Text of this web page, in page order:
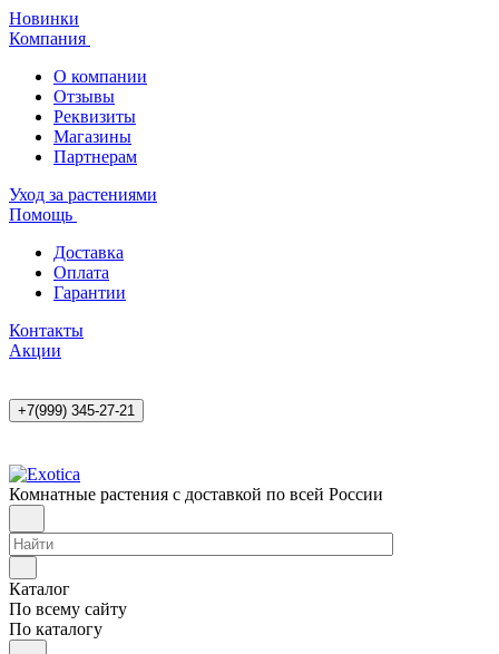
Новинки
Компания
О компании
Отзывы
Реквизиты
Магазины
Партнерам
Уход за растениями
Помощь
Доставка
Оплата
Гарантии
Контакты
Акции
+7(999) 345-27-21
Комнатные растения с доставкой по всей России
Каталог
По всему сайту
По каталогу